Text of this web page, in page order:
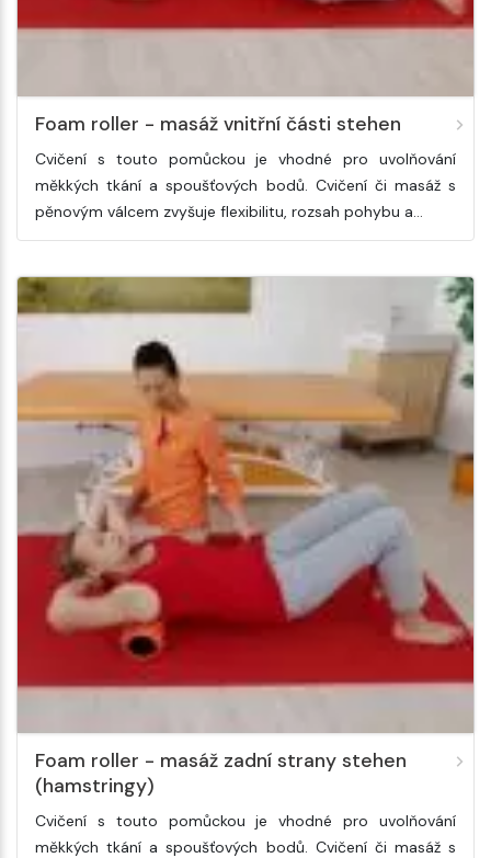
Foam roller - masáž vnitřní části stehen
Cvičení s touto pomůckou je vhodné pro uvolňování
měkkých tkání a spoušťových bodů. Cvičení či masáž s
pěnovým válcem zvyšuje flexibilitu, rozsah pohybu a…
Foam roller - masáž zadní strany stehen
(hamstringy)
Cvičení s touto pomůckou je vhodné pro uvolňování
měkkých tkání a spoušťových bodů. Cvičení či masáž s